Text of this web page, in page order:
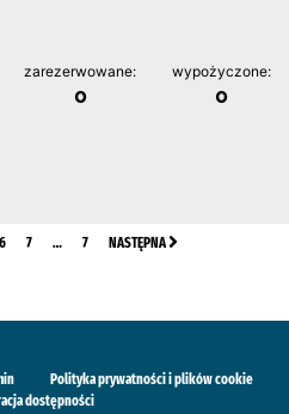
zarezerwowane:
0
wypożyczone:
0
6 7 … 7 NASTĘPNA
Polityka prywatności i plików cookie
dostępności